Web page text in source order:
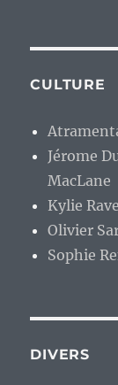
CULTURE
Jérome
MacLane
Kylie
Olivier
Sophie
DIVERS